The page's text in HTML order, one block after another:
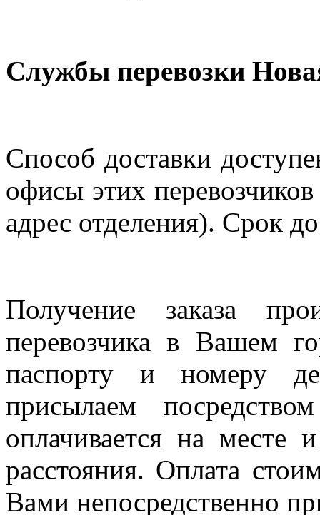
Службы перевозки
Способ доставки
офисы этих
адрес отделения). Срок
Получение заказа
перевозчика в Вашем
паспорту и номеру
присылаем
оплачивается на месте
расстояния. Оплата
Вами непосредственно